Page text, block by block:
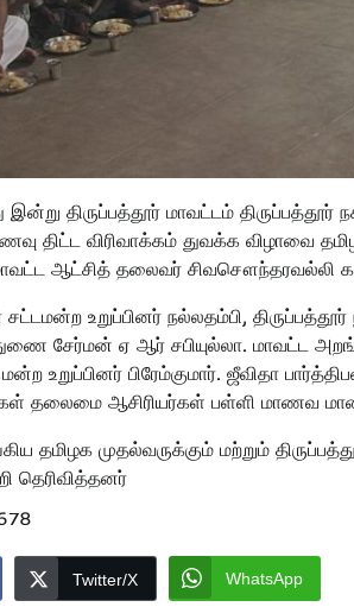
திருப்பத்தூர் மாவட்டம் திருப்பத்தூர்
திட்ட விரிவாக்கம் துவக்க விழாவை
ஆட்சித் தலைவர்
சட்டமன்ற உறுப்பினர் நல்லதம்பி,
சேர்மன் ஏ ஆர் சபியுல்லா. மாவட்ட
உறுப்பினர் பிரேம்குமார். ஜீவிதா
தலைமை ஆசிரியர்கள் பள்ளி மாணவ
தமிழக முதல்வருக்கும் மற்றும்
தெரிவித்தனர்
Twitter/X WhatsApp